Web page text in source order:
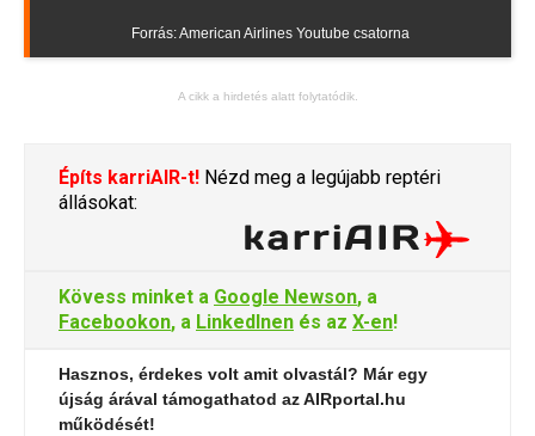
Forrás: American Airlines Youtube csatorna
A cikk a hirdetés alatt folytatódik.
Építs karriAIR-t! Nézd meg a legújabb reptéri
állásokat:
Kövess minket a Google Newson, a
Facebookon, a LinkedInen és az X-en!
Hasznos, érdekes volt amit olvastál? Már egy
újság árával támogathatod az AIRportal.hu
működését!